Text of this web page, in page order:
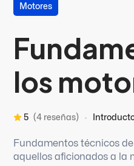
Motores
los
5 (4 reseñas)
Fundamentos técnicos
aquellos aficionados a la